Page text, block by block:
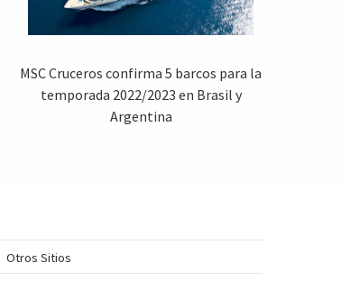
MSC Cruceros confirma 5 barcos para la
temporada 2022/2023 en Brasil y
Argentina
Otros Sitios